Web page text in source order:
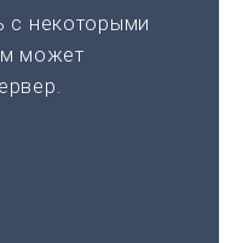
с некоторыми
может